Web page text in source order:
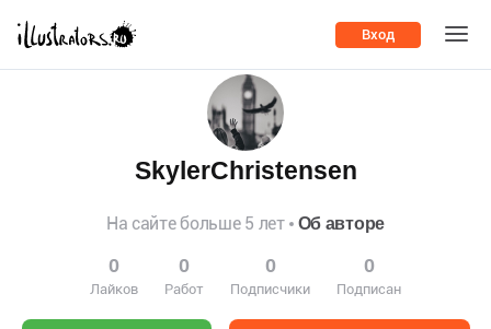
Вход
SkylerChristensen
На сайте больше 5 лет Об авторе
0
Лайков
0
Работ
0
Подписчики
0
Подписан